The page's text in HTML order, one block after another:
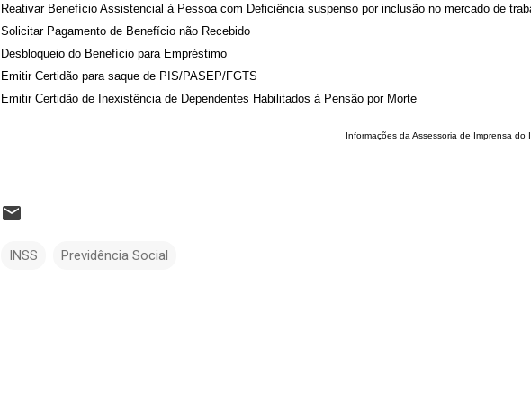
Reativar Benefício Assistencial à Pessoa com Deficiência suspenso por inclusão no mercado de
Solicitar Pagamento de Benefício não Recebido
Desbloqueio do Benefício para Empréstimo
Emitir Certidão para saque de PIS/PASEP/FGTS
Emitir Certidão de Inexistência de Dependentes Habilitados à Pensão por Morte
Informações da Assessoria de Imprensa do
INSS Previdência Social